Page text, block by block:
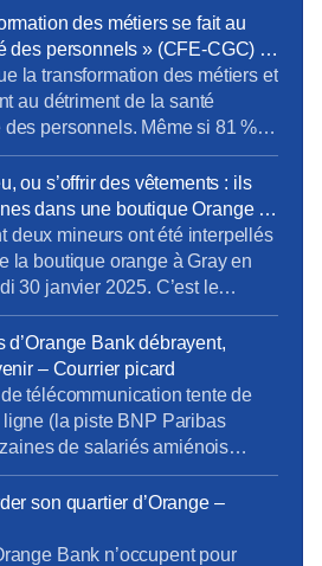
des métiers se fait au
des personnels » (CFE-CGC) –
la transformation des métiers et
au détriment de la santé
personnels. Même si 81 %
sur les compétences métier,
que notre bassin d’emploi est
d’évolution vers les métiers
cloud et […]
ou s’offrir des vêtements : ils
dans une boutique Orange –
deux mineurs ont été interpellés
la boutique orange à Gray en
30 janvier 2025. C’est le
par ce magasin. Deux des
condamnés. Des hommes
quelques minutes à peine.
10h, quatre individus […]
Bank débrayent,
– Courrier picard
télécommunication tente de
(la piste BNP Paribas
de salariés amiénois
le travail, mardi 27 juin
[…]Mardi 27 juin, plusieurs
du devenir de
d’informations concernant
son quartier d’Orange –
Bank n’occupent pour